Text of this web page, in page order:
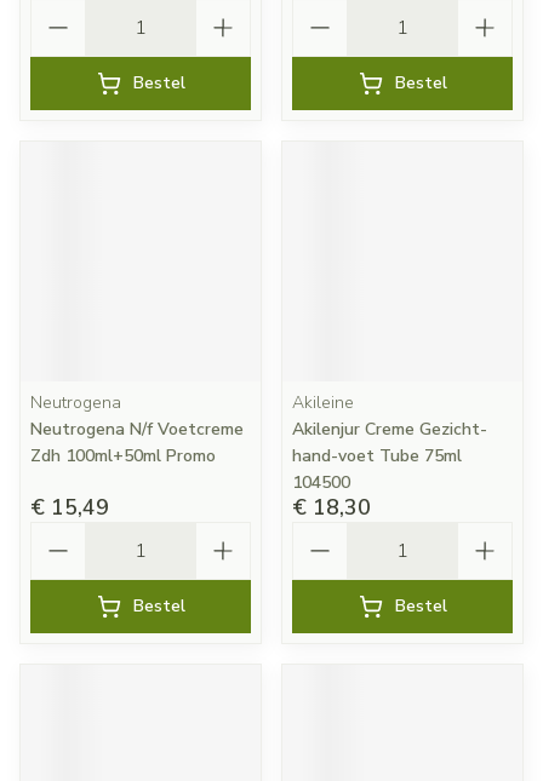
Bestel Bestel
Neutrogena
Neutrogena N/f Voetcreme
Zdh 100ml+50ml Promo
€ 15,49
Bestel
Akileine
Akilenjur Creme Gezicht-
hand-voet Tube 75ml
104500
€ 18,30
Bestel